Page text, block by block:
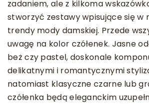
zadaniem, ale z kilkoma
stworzyć zestawy wpisujące się w
trendy mody damskiej. Przede
uwagę na kolor czółenek. Jasne
beż czy pastel, doskonale
delikatnymi i romantycznymi
natomiast klasyczne czarne lub
czółenka będą eleganckim